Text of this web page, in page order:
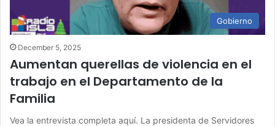
Gobierno
December 5, 2025
Aumentan querellas de violencia en el
trabajo en el Departamento de la
Familia
Vea la entrevista completa aquí. La presidenta de Servidores